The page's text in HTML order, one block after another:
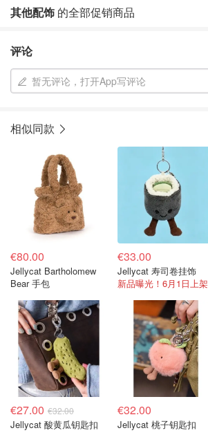
其他配饰 的全部促销商品
评论
暂无评论，打开App写评论
相似同款
€80.00
Jellycat Bartholomew
Bear 手包
€33.00
Jellycat 寿司卷挂饰
新品曝光！6月1日上架
€27.00 €32.00
Jellycat 酸黄瓜钥匙扣
€32.00
Jellycat 桃子钥匙扣